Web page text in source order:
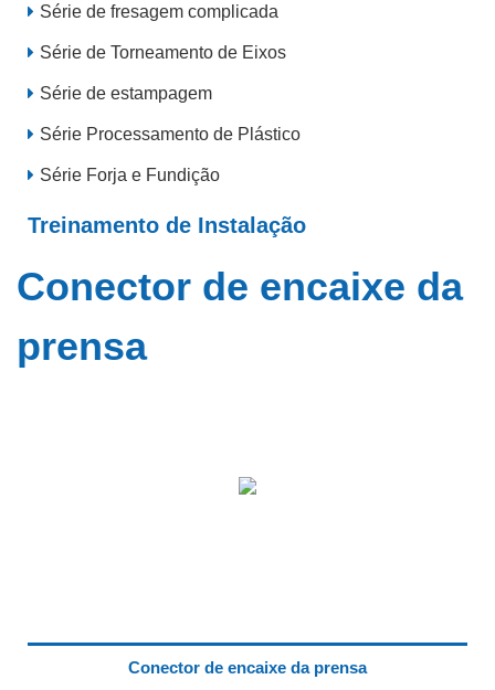
Série de fresagem complicada
Série de Torneamento de Eixos
Série de estampagem
Série Processamento de Plástico
Série Forja e Fundição
Treinamento de Instalação
Conector de encaixe da
prensa
Conector de encaixe da prensa